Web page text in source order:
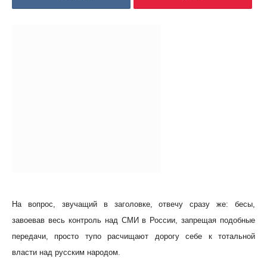
На вопрос, звучащий в заголовке, отвечу сразу же: бесы,
завоевав весь контроль над СМИ в России, запрещая подобные
передачи, просто тупо расчищают дорогу себе к тотальной
власти над русским народом.